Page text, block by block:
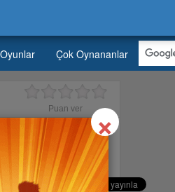
Çok Oynananlar
Puan ver ×Close